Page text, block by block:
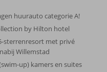
huurauto categorie A!
by Hilton hotel
sterrenresort met privé
Willemstad
up) kamers en suites